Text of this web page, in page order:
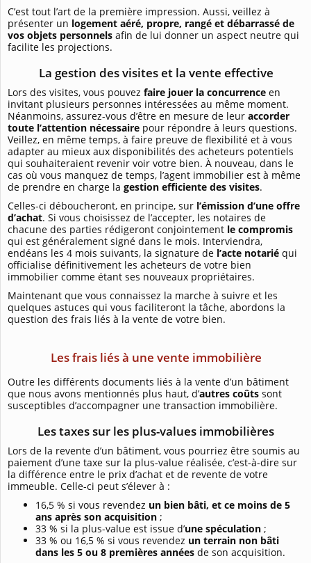
C’est tout l’art de la première impression. Aussi, veillez à
présenter un logement aéré, propre, rangé et débarrassé de
vos objets personnels afin de lui donner un aspect neutre qui
facilite les projections.
La gestion des visites et la vente effective
Lors des visites, vous pouvez faire jouer la concurrence en
invitant plusieurs personnes intéressées au même moment.
Néanmoins, assurez-vous d’être en mesure de leur accorder
toute l’attention nécessaire pour répondre à leurs questions.
Veillez, en même temps, à faire preuve de flexibilité et à vous
adapter au mieux aux disponibilités des acheteurs potentiels
qui souhaiteraient revenir voir votre bien. À nouveau, dans le
cas où vous manquez de temps, l’agent immobilier est à même
de prendre en charge la gestion efficiente des visites.
Celles-ci déboucheront, en principe, sur l’émission d’une offre
d’achat. Si vous choisissez de l’accepter, les notaires de
chacune des parties rédigeront conjointement le compromis
qui est généralement signé dans le mois. Interviendra,
endéans les 4 mois suivants, la signature de l’acte notarié qui
officialise définitivement les acheteurs de votre bien
immobilier comme étant ses nouveaux propriétaires.
Maintenant que vous connaissez la marche à suivre et les
quelques astuces qui vous faciliteront la tâche, abordons la
question des frais liés à la vente de votre bien.
Les frais liés à une vente immobilière
Outre les différents documents liés à la vente d’un bâtiment
que nous avons mentionnés plus haut, d’autres coûts sont
susceptibles d’accompagner une transaction immobilière.
Les taxes sur les plus-values immobilières
Lors de la revente d’un bâtiment, vous pourriez être soumis au
paiement d’une taxe sur la plus-value réalisée, c’est-à-dire sur
la différence entre le prix d’achat et de revente de votre
immeuble. Celle-ci peut s’élever à :
16,5 % si vous revendez un bien bâti, et ce moins de 5
ans après son acquisition ;
33 % si la plus-value est issue d’une spéculation ;
33 % ou 16,5 % si vous revendez un terrain non bâti
dans les 5 ou 8 premières années de son acquisition.